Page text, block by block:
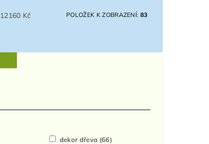
12160 Kč POLOŽEK K ZOBRAZENÍ: 83
dekor dřeva (66)